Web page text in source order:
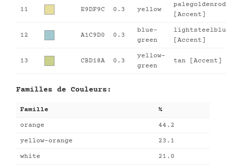
11 E9DF9C 0.3 yellow
palegoldenrod
[Accent]
12 A1C9D0 0.3
blue-
green
[Accent]
13 CBD18A 0.3
yellow-
green
tan [Accent]
Familles de Couleurs:
Famille %
orange 44.2
yellow-orange 23.1
white 21.0